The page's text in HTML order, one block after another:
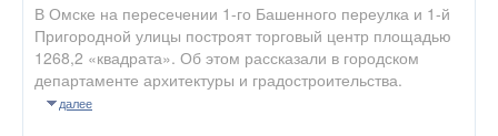
В Омске на пересечении 1-го Башенного переулка и 1-й
Пригородной улицы построят торговый центр площадью
1268,2 «квадрата». Об этом рассказали в городском
департаменте архитектуры и градостроительства.
далее